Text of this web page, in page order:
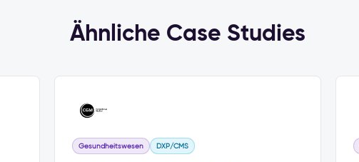
Ähnliche Case Studies
Gesundheitswesen DXP/CMS